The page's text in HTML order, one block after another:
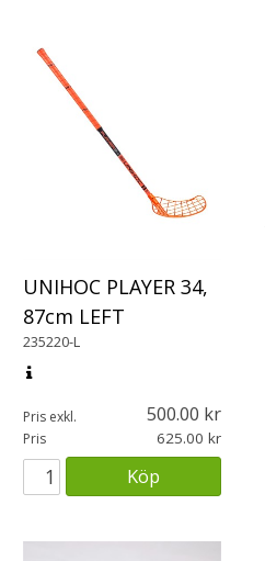
UNIHOC PLAYER 34,
87cm LEFT
235220-L
Pris exkl. 500.00
Pris 625.00
Köp